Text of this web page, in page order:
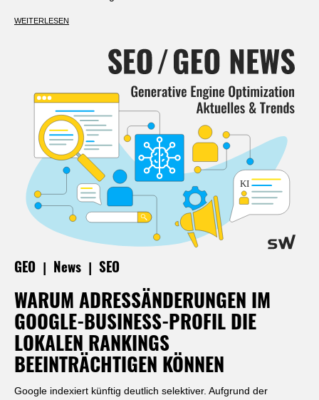
WEITERLESEN
GEO | News | SEO
WARUM ADRESSÄNDERUNGEN IM
GOOGLE-BUSINESS-PROFIL DIE
LOKALEN RANKINGS
BEEINTRÄCHTIGEN KÖNNEN
Google indexiert künftig deutlich selektiver. Aufgrund der